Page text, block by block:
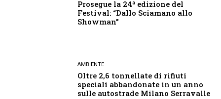
Prosegue la 24ª edizione del
Festival: “Dallo Sciamano allo
Showman”
AMBIENTE
Oltre 2,6 tonnellate di rifiuti
speciali abbandonate in un anno
sulle autostrade Milano Serravalle